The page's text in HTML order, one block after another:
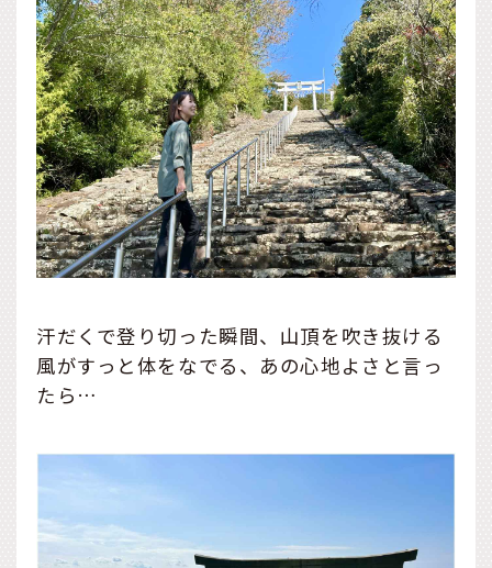
汗だくで登り切った瞬間、山頂を吹き抜ける
風がすっと体をなでる、あの心地よさと言っ
たら…